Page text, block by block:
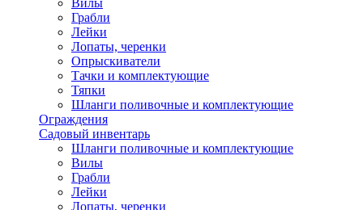
Вилы
Грабли
Лейки
Лопаты, черенки
Опрыскиватели
Тачки и комплектующие
Тяпки
Шланги поливочные и комплектующие
Ограждения
Садовый инвентарь
Шланги поливочные и комплектующие
Вилы
Грабли
Лейки
Лопаты, черенки